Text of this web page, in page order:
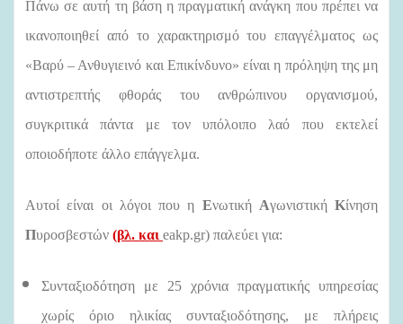
Πάνω σε αυτή τη βάση η πραγματική ανάγκη που πρέπει να
ικανοποιηθεί από το χαρακτηρισμό του επαγγέλματος ως
«Βαρύ – Ανθυγιεινό και Επικίνδυνο» είναι η πρόληψη της μη
αντιστρεπτής φθοράς του ανθρώπινου οργανισμού,
συγκριτικά πάντα με τον υπόλοιπο λαό που εκτελεί
οποιοδήποτε άλλο επάγγελμα.
Αυτοί είναι οι λόγοι που η Ενωτική Αγωνιστική Κίνηση
Πυροσβεστών (βλ. και eakp.gr) παλεύει για:
Συνταξιοδότηση με 25 χρόνια πραγματικής υπηρεσίας
χωρίς όριο ηλικίας συνταξιοδότησης, με πλήρεις